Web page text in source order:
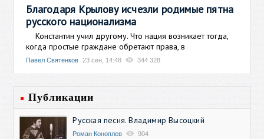
Благодаря Крылову исчезли родимые пятна
русского национализма
Константин учил другому. Что нация возникает тогда,
когда простые граждане обретают права, в
Павел Святенков 23 сен, 14:48 344 328
Публикации
Русская песня. Владимир Высоцкий
Роман Коноплев 904